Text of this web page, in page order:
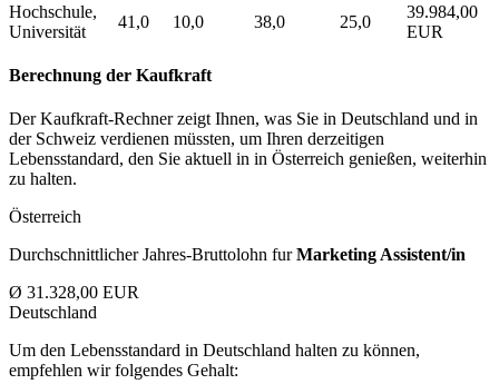
Hochschule,
Universität
41,0 10,0 38,0 25,0
39.984,00
EUR
Berechnung der Kaufkraft
Der Kaufkraft-Rechner zeigt Ihnen, was Sie in Deutschland und in
der Schweiz verdienen müssten, um Ihren derzeitigen
Lebensstandard, den Sie aktuell in in Österreich genießen, weiterhin
zu halten.
Österreich
Durchschnittlicher Jahres-Bruttolohn furMarketing Assistent/in
Ø 31.328,00 EUR
Deutschland
Um den Lebensstandard in Deutschland halten zu können,
empfehlen wir folgendes Gehalt: